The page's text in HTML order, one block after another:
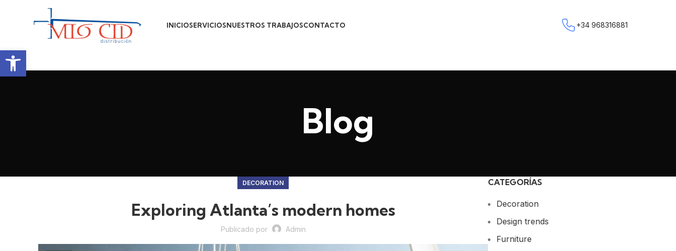
Abrir barra de herramientas
INICIOSERVICIOSNUESTROS TRABAJOSCONTACTO +34 968316881
Blog
DECORATION
Exploring Atlanta’s modern homes
Publicado por Admin
CATEGORÍAS
Decoration
Design trends
Furniture